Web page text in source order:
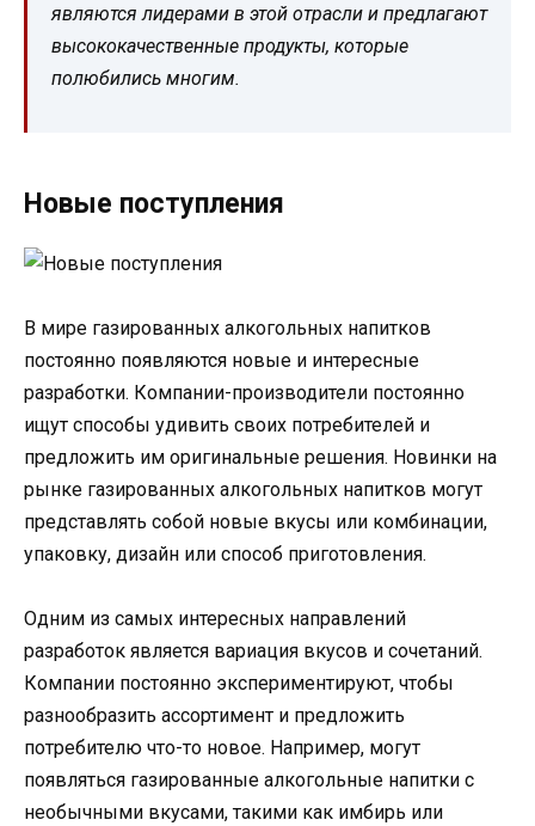
являются лидерами в этой отрасли и предлагают
высококачественные продукты, которые
полюбились многим.
Новые поступления
В мире газированных алкогольных напитков
постоянно появляются новые и интересные
разработки. Компании-производители постоянно
ищут способы удивить своих потребителей и
предложить им оригинальные решения. Новинки на
рынке газированных алкогольных напитков могут
представлять собой новые вкусы или комбинации,
упаковку, дизайн или способ приготовления.
Одним из самых интересных направлений
разработок является вариация вкусов и сочетаний.
Компании постоянно экспериментируют, чтобы
разнообразить ассортимент и предложить
потребителю что-то новое. Например, могут
появляться газированные алкогольные напитки с
необычными вкусами, такими как имбирь или